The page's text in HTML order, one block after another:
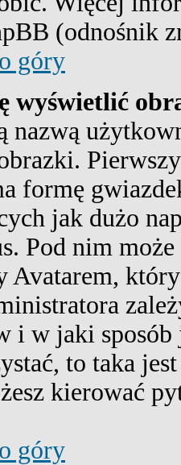
(odnośnik
góry
wyświetlić
nazwą
formę
jak dużo
Pod nim
Avatarem,
i w jaki sposób
to taka
kierować
góry